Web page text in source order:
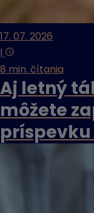
17. 07. 2026
|
8 min. čítania
Aj letný
môžete
príspevku